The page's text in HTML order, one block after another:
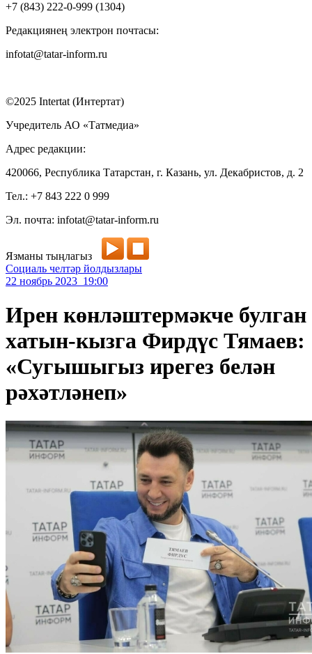
+7 (843) 222-0-999 (1304)
Редакциянең электрон почтасы:
infotat@tatar-inform.ru
©2025 Intertat (Интертат)
Учредитель АО «Татмедиа»
Адрес редакции:
420066, Республика Татарстан, г. Казань, ул. Декабристов, д. 2
Тел.: +7 843 222 0 999
Эл. почта: infotat@tatar-inform.ru
Язманы тыңлагыз
Социаль челтәр йолдызлары
22 ноябрь 2023 19:00
Ирен көнләштермәкче булган
хатын-кызга Фирдүс Тямаев:
«Сугышыгыз ирегез белән
рәхәтләнеп»